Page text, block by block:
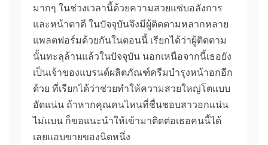
มากๆ ในช่วงเวลานี้ด้วยความสวยแซ่บอลังการ
และหน้าตาดี ในปัจจุบันจึงมีผู้ติดตามหลากหลาย
แพลตฟอร์มด้วยกันในตอนนี้ เรียกได้ว่าผู้ติดตาม
นั้นทะลุล้านแล้วในปัจจุบัน นอกเหนือจากนี้เธอยัง
เป็นเจ้าของแบรนด์ผลิตภัณฑ์ครีมบำรุงหน้าอกอีก
ด้วย ที่เรียกได้ว่าช่วยทำให้ความสวยใหญ่โตแบบ
อัดแน่น ถ้าหากคุณคนไหนที่ชื่นชอบสาวอกแน่น
ไม่แบน ก็ขอแนะนำให้เข้ามาติดต่อเธอคนนี้ได้
เลยแอบขายของนิดหนึ่ง